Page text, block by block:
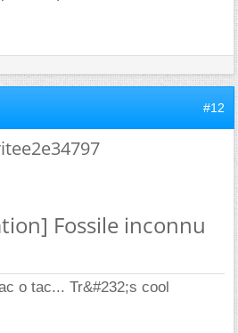
#12
Fossile inconnu
o tac... Tr&#232;s cool